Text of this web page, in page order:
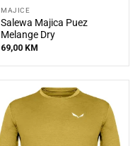
MAJICE
Salewa Majica Puez
Melange Dry
69,00 KM